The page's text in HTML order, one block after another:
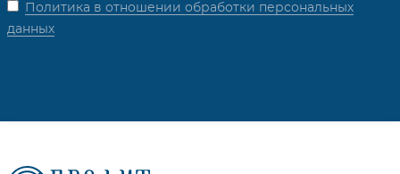
Политика в отношении обработки персональных
данных